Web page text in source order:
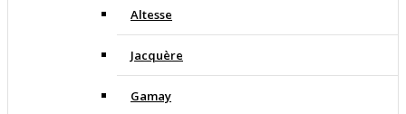
Altesse
Jacquère
Gamay